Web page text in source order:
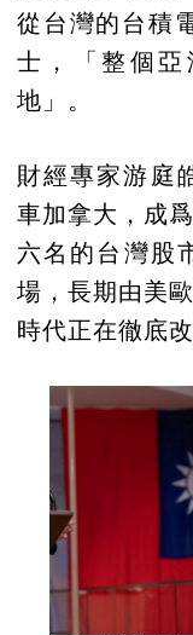
從台灣的台積
士，「整個
地」。
財經專家游庭
車加拿大，成
六名的台灣股
場，長期由美
時代正在徹底